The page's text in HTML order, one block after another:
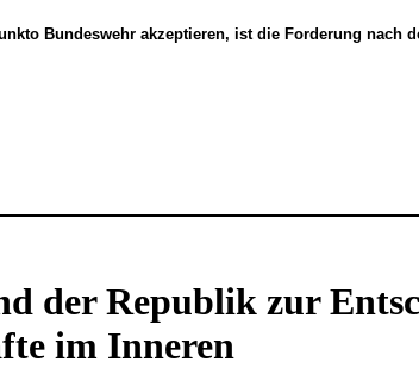
Bundeswehr akzeptieren, ist die Forderung nach
der Republik zur
im Inneren